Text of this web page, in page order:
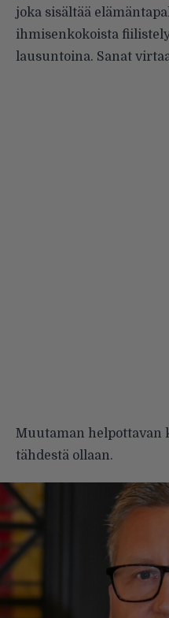
joka sisäl­tää
ihmisenkokoista
lausuntoina. Sanat
Muutaman helpottavan
tähdestä ollaan.